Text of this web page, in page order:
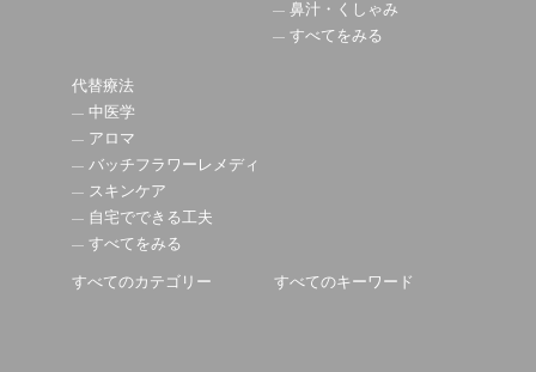
鼻汁・くしゃみ
すべてをみる
代替療法
中医学
アロマ
バッチフラワーレメディ
スキンケア
自宅でできる工夫
すべてをみる
すべてのカテゴリー すべてのキーワード